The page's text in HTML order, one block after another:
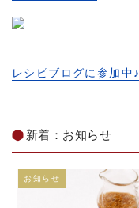
レシピブログに参加中♪
新着：お知らせ
お知らせ